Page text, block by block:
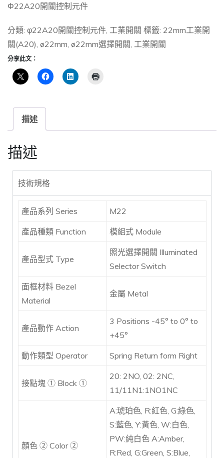
Φ22A20開關控制元件
分類: φ22A20開關控制元件, 工業開關 標籤: 22mm工業開
關(A20), ø22mm, ø22mm選擇開關, 工業開關
分享此文：
描述
描述
技術規格
產品系列 Series M22
產品種類 Function 模組式 Module
產品型式 Type
照光選擇開關 Illuminated
Selector Switch
面框材料 Bezel
Material
金屬 Metal
產品動作 Action
3 Positions -45° to 0° to
+45°
動作類型 Operator Spring Return form Right
接點塊 ① Block ①
20: 2NO, 02: 2NC,
11/11N1:1NO1NC
顏色 ② Color ②
A:琥珀色, R:紅色, G:綠色,
S:藍色, Y:黃色, W:白色,
PW:純白色 A:Amber,
R:Red, G:Green, S:Blue,